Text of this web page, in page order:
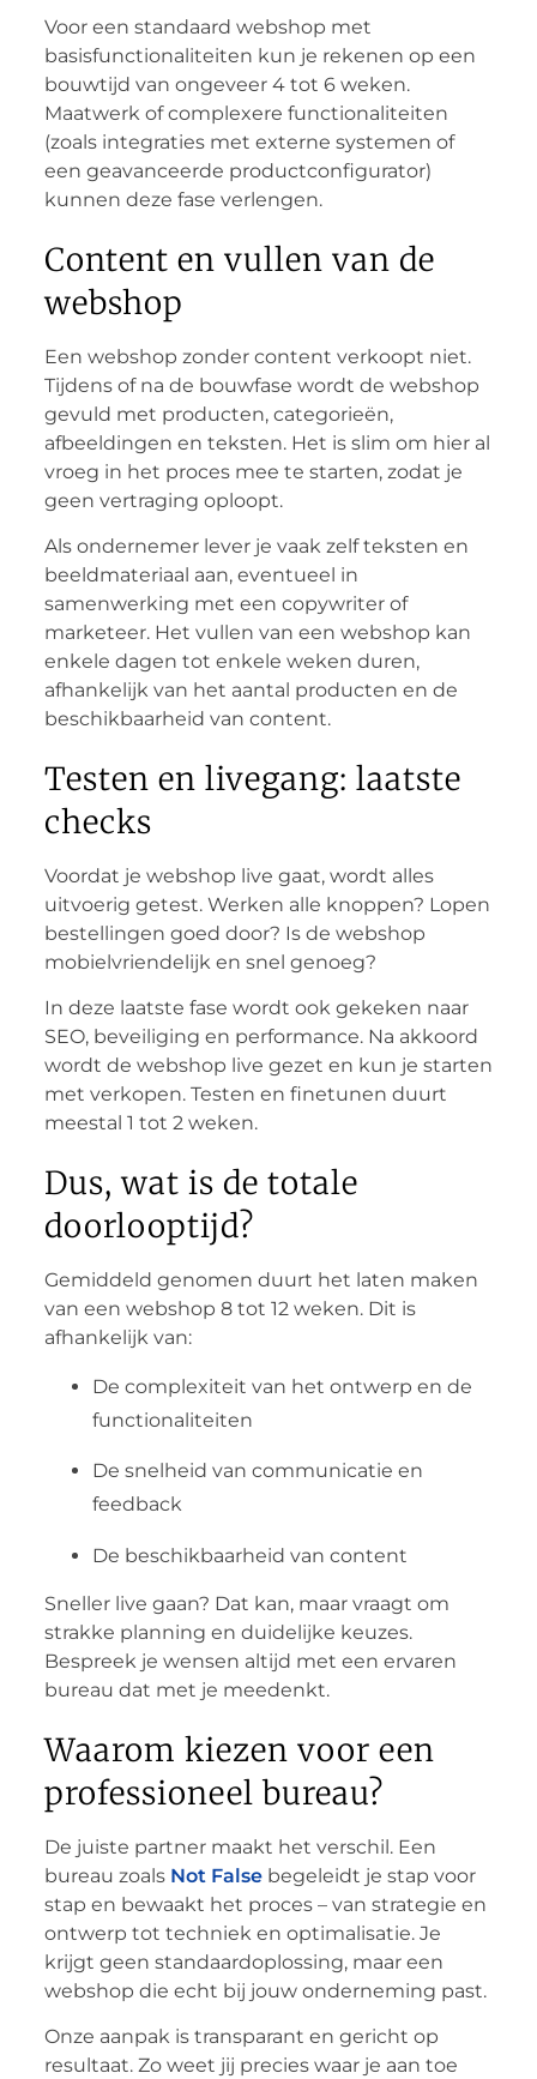
Voor een standaard webshop met
basisfunctionaliteiten kun je rekenen op een
bouwtijd van ongeveer 4 tot 6 weken.
Maatwerk of complexere functionaliteiten
(zoals integraties met externe systemen of
een geavanceerde productconfigurator)
kunnen deze fase verlengen.
Content en vullen van de
webshop
Een webshop zonder content verkoopt niet.
Tijdens of na de bouwfase wordt de webshop
gevuld met producten, categorieën,
afbeeldingen en teksten. Het is slim om hier al
vroeg in het proces mee te starten, zodat je
geen vertraging oploopt.
Als ondernemer lever je vaak zelf teksten en
beeldmateriaal aan, eventueel in
samenwerking met een copywriter of
marketeer. Het vullen van een webshop kan
enkele dagen tot enkele weken duren,
afhankelijk van het aantal producten en de
beschikbaarheid van content.
Testen en livegang: laatste
checks
Voordat je webshop live gaat, wordt alles
uitvoerig getest. Werken alle knoppen? Lopen
bestellingen goed door? Is de webshop
mobielvriendelijk en snel genoeg?
In deze laatste fase wordt ook gekeken naar
SEO, beveiliging en performance. Na akkoord
wordt de webshop live gezet en kun je starten
met verkopen. Testen en finetunen duurt
meestal 1 tot 2 weken.
Dus, wat is de totale
doorlooptijd?
Gemiddeld genomen duurt het laten maken
van een webshop 8 tot 12 weken. Dit is
afhankelijk van:
De complexiteit van het ontwerp en de
functionaliteiten
De snelheid van communicatie en
feedback
De beschikbaarheid van content
Sneller live gaan? Dat kan, maar vraagt om
strakke planning en duidelijke keuzes.
Bespreek je wensen altijd met een ervaren
bureau dat met je meedenkt.
Waarom kiezen voor een
professioneel bureau?
De juiste partner maakt het verschil. Een
bureau zoals Not Falsebegeleidt je stap voor
stap en bewaakt het proces – van strategie en
ontwerp tot techniek en optimalisatie. Je
krijgt geen standaardoplossing, maar een
webshop die echt bij jouw onderneming past.
Onze aanpak is transparant en gericht op
resultaat. Zo weet jij precies waar je aan toe